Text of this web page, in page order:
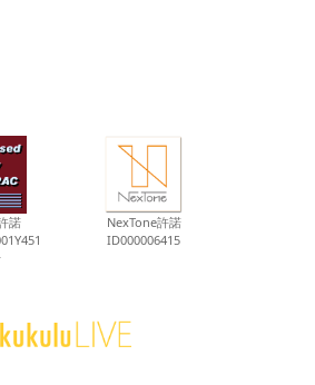
諾
NexTone許諾
ID000006415